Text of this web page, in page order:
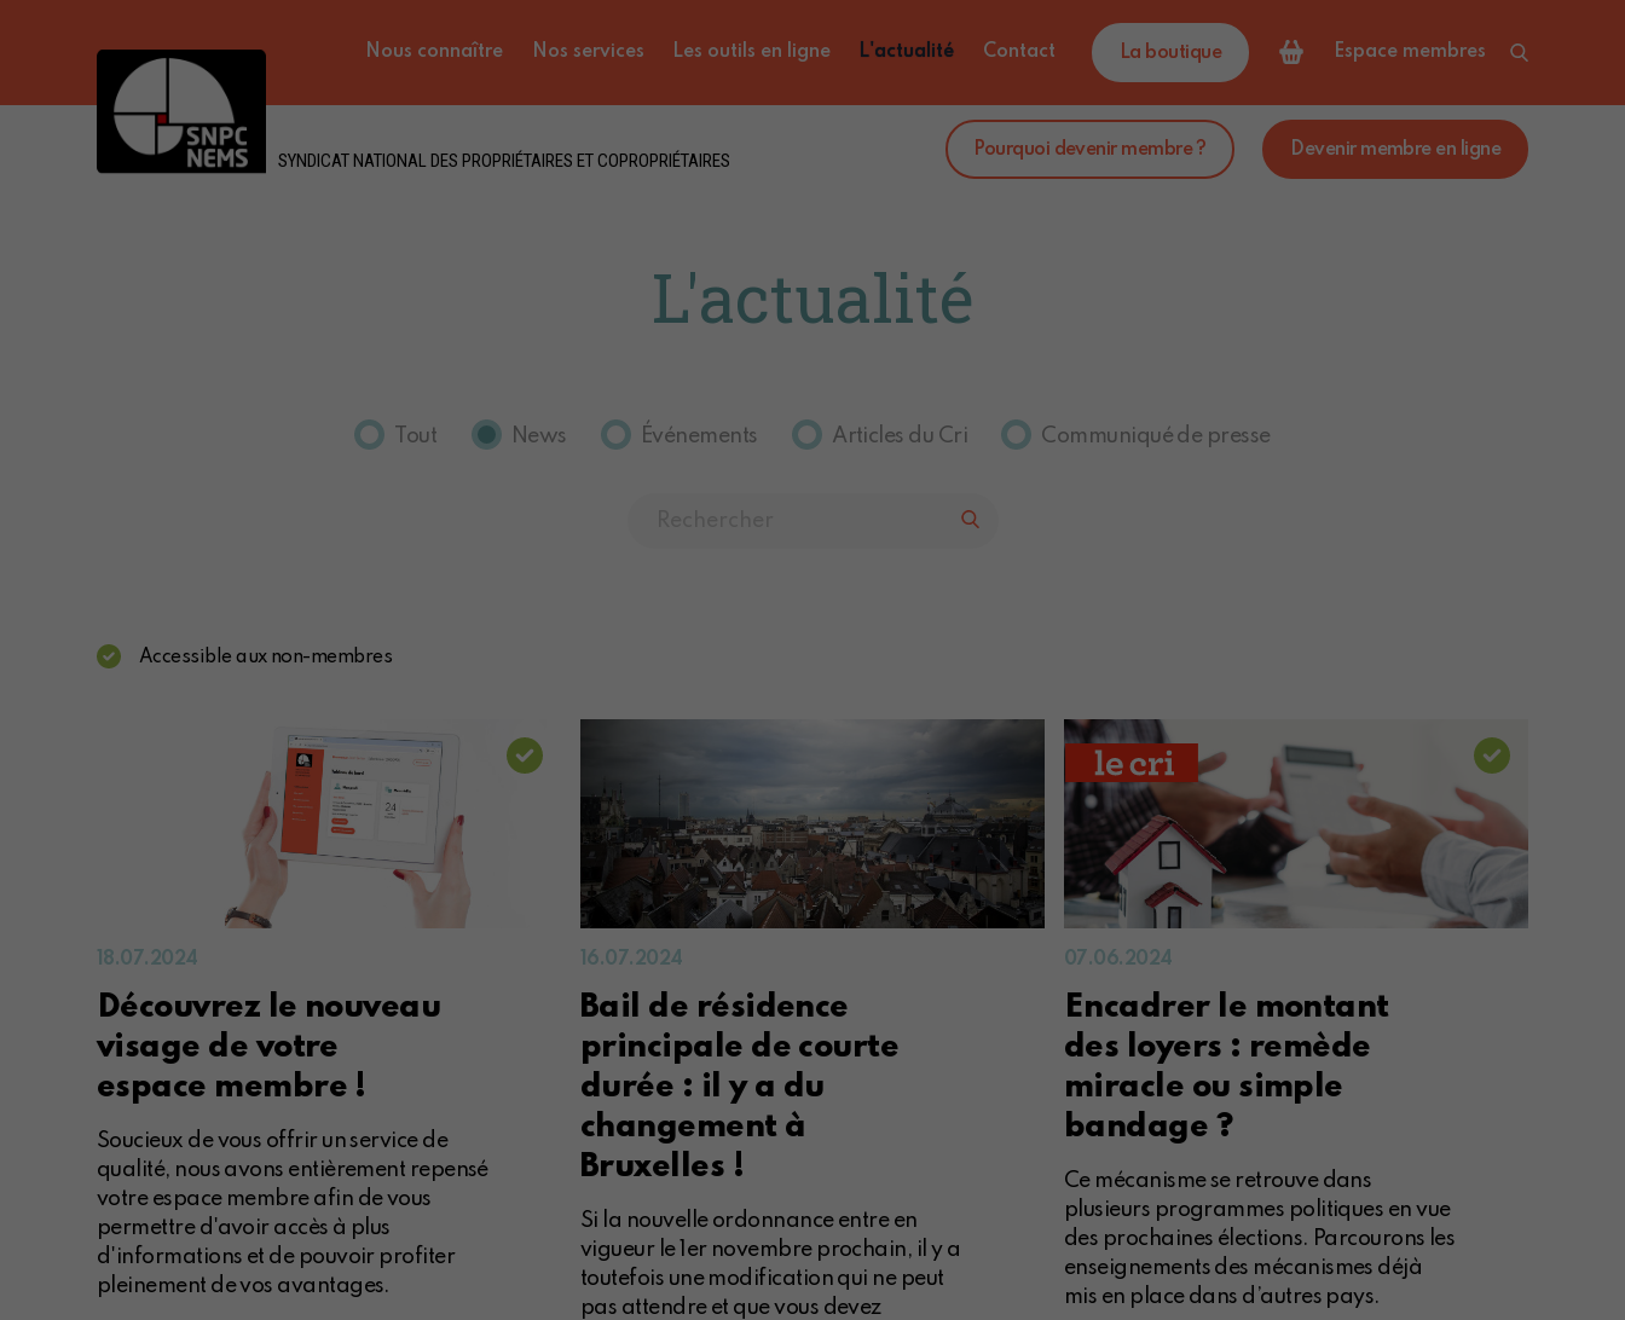
SYNDICAT NATIONAL DES PROPRIÉTAIRES ET COPROPRIÉTAIRES
Nous connaître Nos services Les outils en ligne L'actualité Contact La boutique Espace membres
Pourquoi devenir membre ? Devenir membre en ligne
L'actualité
Tout News Événements Articles du Cri Communiqué de presse
Accessible aux non-membres
18.07.2024
Découvrez le nouveau
visage de votre
espace membre !
Soucieux de vous offrir un service de
qualité, nous avons entièrement repensé
votre espace membre afin de vous
permettre d'avoir accès à plus
d'informations et de pouvoir profiter
pleinement de vos avantages.
16.07.2024
Bail de résidence
principale de courte
durée : il y a du
changement à
Bruxelles !
Si la nouvelle ordonnance entre en
vigueur le 1er novembre prochain, il y a
toutefois une modification qui ne peut
pas attendre et que vous devez
07.06.2024
Encadrer le montant
des loyers : remède
miracle ou simple
bandage ?
Ce mécanisme se retrouve dans
plusieurs programmes politiques en vue
des prochaines élections. Parcourons les
enseignements des mécanismes déjà
mis en place dans d’autres pays.